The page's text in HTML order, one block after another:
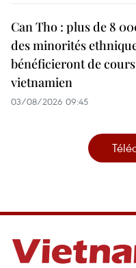
Can Tho : plus de 8
des minorités
bénéficieront de
vietnamien
03/08/2026 09:45